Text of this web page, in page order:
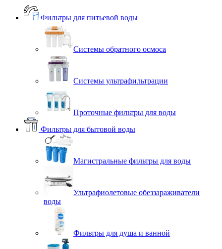
Фильтры для питьевой воды
Системы обратного осмоса
Системы ультрафильтрации
Проточные фильтры для воды
Фильтры для бытовой воды
Магистральные фильтры для воды
Ультрафиолетовые обеззараживатели
воды
Фильтры для душа и ванной